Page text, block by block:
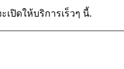
เปิดให้บริการเร็วๆ นี้.